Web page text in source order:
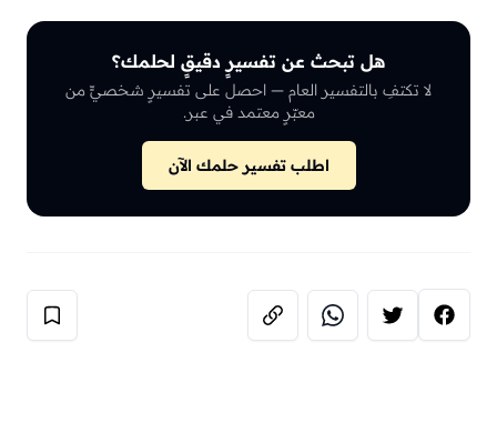
هل تبحث عن تفسيرٍ دقيقٍ لحلمك؟
لا تكتفِ بالتفسير العام — احصل على تفسيرٍ شخصيٍّ من
معبّرٍ معتمد في عبر.
اطلب تفسير حلمك الآن